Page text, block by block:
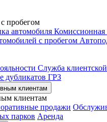
пробегом
автомобиля Комиссионная
с пробегом
Служба
дубликатов ГРЗ
клиентам
клиентам
продажи
парков Аренда